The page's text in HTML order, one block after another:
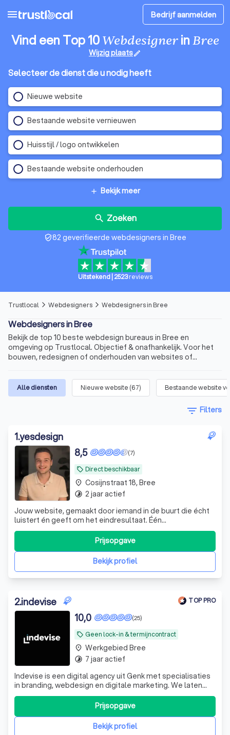
menu Bedrijf aanmelden
Vind een Top 10WebdesignerinBree
Wijzig plaatsedit
Selecteer de dienst die u nodig heeft
Nieuwe website
Bestaande website vernieuwen
Huisstijl / logo ontwikkelen
Bestaande website onderhouden
add Bekijk meer
search Zoeken
verified_user82 geverifieerde webdesigners in Bree
Uitstekend| 2523 reviews
Trustlocal arrow_forward_ios Webdesigners arrow_forward_ios Webdesigners in Bree
Webdesigners in Bree
Bekijk de top 10 beste webdesign bureaus in Bree en
omgeving op Trustlocal. Objectief & onafhankelijk. Voor het
bouwen, redesignen of onderhouden van websites of
Alle diensten Nieuwe website (67) Bestaande website
filter_list Filters
1.yesdesign
local_offer Direct beschikbaar
(7)
8,5
Jouw website, gemaakt door iemand in de buurt die écht
luistert én geeft om het eindresultaat. Één
aanspreekpunt, korte lijnen, geen verrassingen — een
professioneel ontwerp dat werkt op elk apparaat.
Bekijk profiel
Prijsopgave
place Cosijnstraat 18, Bree
timelapse 2 jaar actief
2.indevise TOP PRO
local_offer Geen lock-in & termijncontract
(25)
10,0
Indevise is een digital agency uit Genk met specialisaties
in branding, webdesign en digitale marketing. We laten
ondernemingen over de hele wereld digitaal groeien door
sterke merken en overtuigende websites die door
doelbewuste digitale campagnes leiden tot hogere
conversies. Daarom bestaan we
Bekijk profiel
Prijsopgave
place Werkgebied Bree
timelapse 7 jaar actief